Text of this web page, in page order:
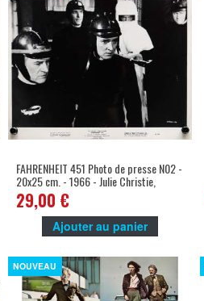
FAHRENHEIT 451 Photo de presse N02 -
20x25 cm. - 1966 - Julie Christie,
François Truffaut
29,00 €
Ajouter au panier
NOUVEAU